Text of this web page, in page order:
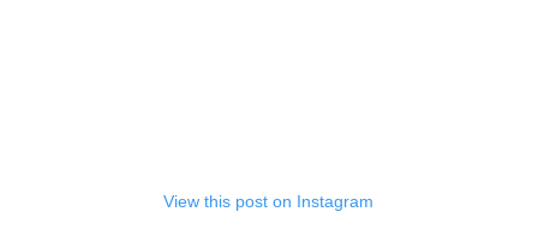
View this post on Instagram